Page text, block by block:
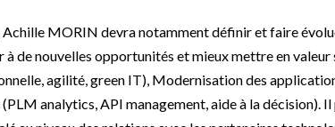
Achille MORIN devra notamment définir et faire
à de nouvelles opportunités et mieux mettre en
agilité, green IT), Modernisation des
analytics, API management, aide à la décision).